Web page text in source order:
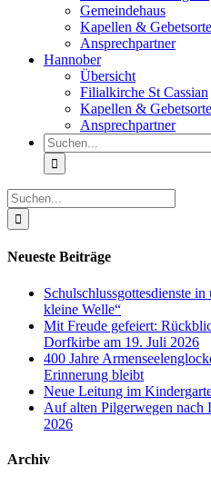
Gemeindehaus
Kapellen & Gebetsorte
Ansprechpartner
Hannober
Übersicht
Filialkirche St Cassian
Kapellen & Gebetsorte
Ansprechpartner
Suche
nach:
Suche
nach:
Neueste Beiträge
Schulschlussgottesdienste
kleine Welle“
Mit Freude gefeiert:
Dorfkirbe am 19. Juli 2026
400 Jahre
Erinnerung bleibt
Neue Leitung im
Auf alten Pilgerwegen nach
2026
Archiv